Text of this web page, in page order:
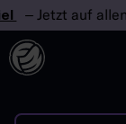
– Jetzt auf allen